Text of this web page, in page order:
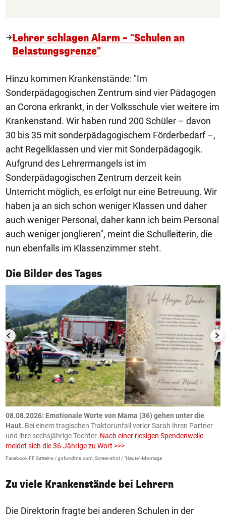
Lehrer schlagen Alarm – "Schulen an
Belastungsgrenze"
Hinzu kommen Krankenstände: "Im
Sonderpädagogischen Zentrum sind vier Pädagogen
an Corona erkrankt, in der Volksschule vier weitere im
Krankenstand. Wir haben rund 200 Schüler – davon
30 bis 35 mit sonderpädagogischem Förderbedarf –,
acht Regelklassen und vier mit Sonderpädagogik.
Aufgrund des Lehrermangels ist im
Sonderpädagogischen Zentrum derzeit kein
Unterricht möglich, es erfolgt nur eine Betreuung. Wir
haben ja an sich schon weniger Klassen und daher
auch weniger Personal, daher kann ich beim Personal
auch weniger jonglieren", meint die Schulleiterin, die
nun ebenfalls im Klassenzimmer steht.
Die Bilder des Tages
1/50
08.08.2026: Emotionale Worte von Mama (36) gehen unter die
Haut. Bei einem tragischen Traktorunfall verlor Sarah ihren Partner
und ihre sechsjährige Tochter. Nach einer riesigen Spendenwelle
meldet sich die 36-Jährige zu Wort >>>
Facebook FF Satteins / gofundme.com, Screenshot / "Heute"-Montage
Zu viele Krankenstände bei Lehrern
Die Direktorin fragte bei anderen Schulen in der